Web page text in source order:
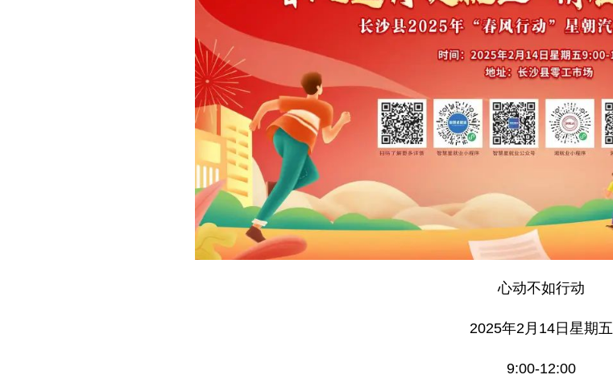
心动不如行动
2025年2月14日星期五
9:00-12:00